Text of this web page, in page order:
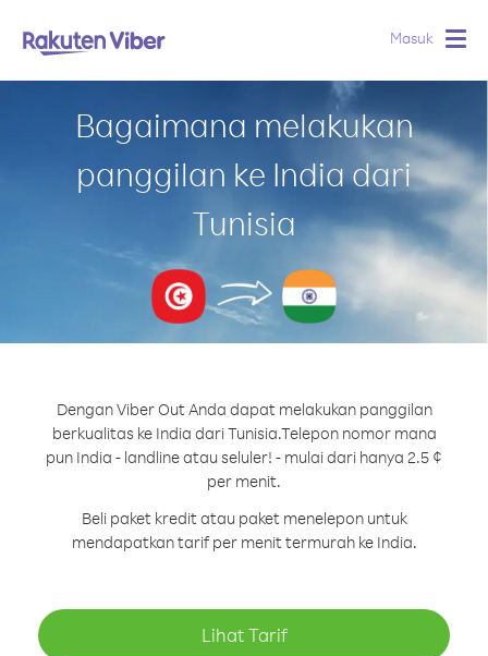
Masuk
Bagaimana melakukan
panggilan ke India dari
Tunisia
Dengan Viber Out Anda dapat melakukan panggilan
berkualitas ke India dari Tunisia.Telepon nomor mana
pun India - landline atau seluler! - mulai dari hanya 2.5 ¢
per menit.
Beli paket kredit atau paket menelepon untuk
mendapatkan tarif per menit termurah ke India.
Lihat Tarif